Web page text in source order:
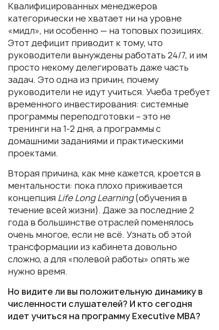
Квалифицированных менеджеров
категорически не хватает ни на уровне
«мидл», ни особенно — на топовых позициях.
Этот дефицит приводит к тому, что
руководители вынуждены работать 24/7, и им
просто некому делегировать даже часть
задач. Это одна из причин, почему
руководители не идут учиться. Учеба требует
временного инвестирования: системные
программы переподготовки – это не
тренинги на 1-2 дня, а программы с
домашними заданиями и практическими
проектами.
Вторая причина, как мне кажется, кроется в
ментальности: пока плохо приживается
концепция Life Long Learning(обучения в
течение всей жизни). Даже за последние 2
года в большинстве отраслей поменялось
очень многое, если не всё. Узнать об этой
трансформации из кабинета довольно
сложно, а для «полевой работы» опять же
нужно время.
Но видите ли вы положительную динамику в
численности слушателей? И кто сегодня
идет учиться на программу Executive MBA?